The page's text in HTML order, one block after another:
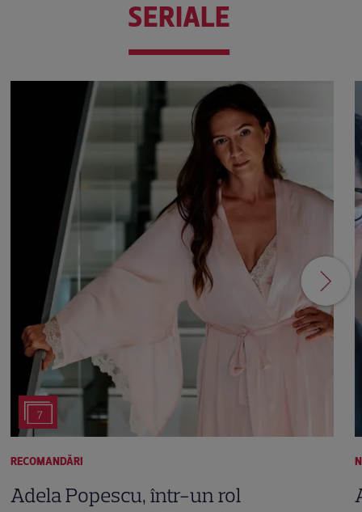
SERIALE
7
RECOMANDĂRI
Adela Popescu, într-un rol